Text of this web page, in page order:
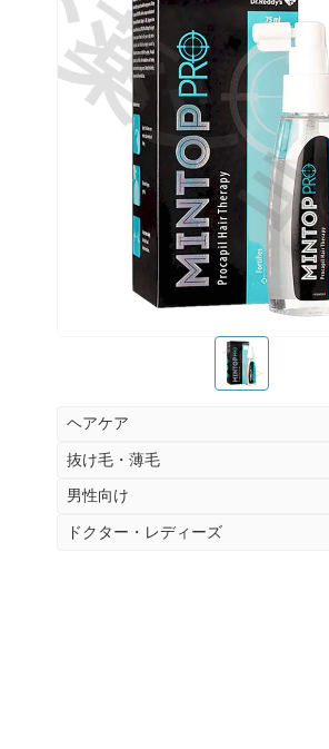
お薬ショップ
ヘアケア
抜け毛・薄毛
男性向け
ドクター・レディーズ